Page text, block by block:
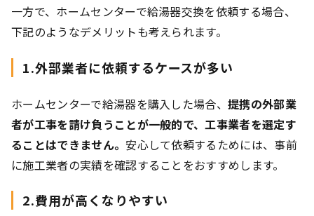
一方で、ホームセンターで給湯器交換を依頼する場合、
下記のようなデメリットも考えられます。
1.外部業者に依頼するケースが多い
ホームセンターで給湯器を購入した場合、提携の外部業
者が工事を請け負うことが一般的で、工事業者を選定す
ることはできません。 安心して依頼するためには、事前
に施工業者の実績を確認することをおすすめします。
2.費用が高くなりやすい